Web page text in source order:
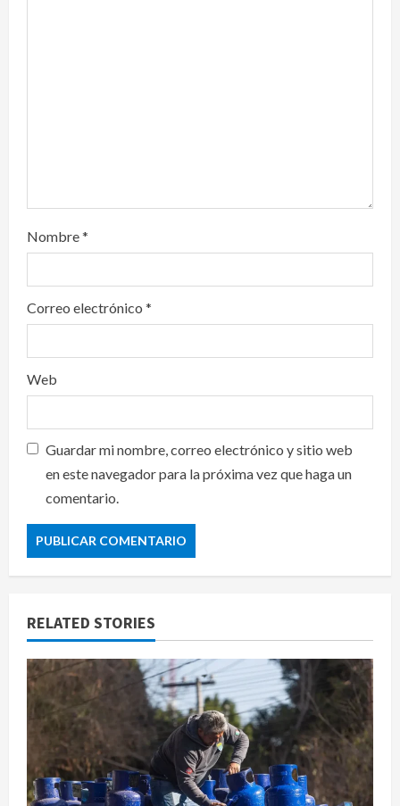
Nombre*
Correo electrónico *
Web
Guardar mi nombre, correo electrónico y sitio web
en este navegador para la próxima vez que haga un
comentario.
RELATED STORIES